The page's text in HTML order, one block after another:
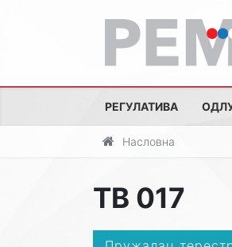
РЕГУЛАТИВА
Насловна
ТВ 017